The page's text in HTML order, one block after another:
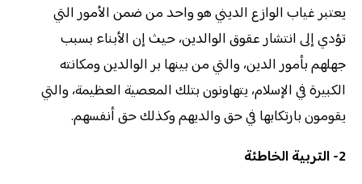
يعتبر غياب الوازع الديني هو واحد من ضمن الأمور التي
تؤدي إلى انتشار عقوق الوالدين، حيث إن الأبناء بسبب
جهلهم بأمور الدين، والتي من بينها بر الوالدين ومكانته
الكبيرة في الإسلام، يتهاونون بتلك المعصية العظيمة، والتي
يقومون بارتكابها في حق والديهم وكذلك حق أنفسهم.
2- التربية الخاطئة